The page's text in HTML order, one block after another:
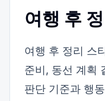
여행 후
여행 후 정리 스
준비, 동선 계획
판단 기준과 행